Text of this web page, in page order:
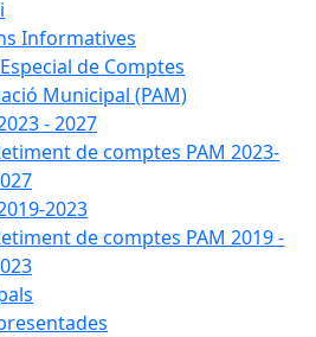
Informatives
de Comptes
Municipal (PAM)
- 2027
de comptes PAM 2023-
2023
de comptes PAM 2019 -